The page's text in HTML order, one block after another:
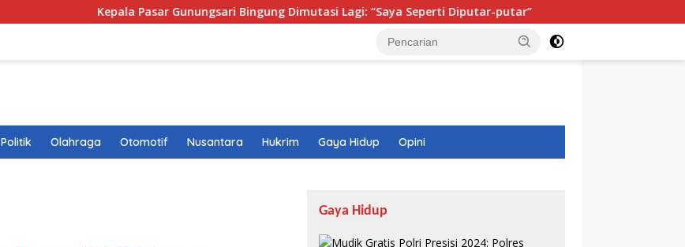
Kepala Pasar Gunungsari Bingung Dimutasi Lagi: “Saya Seperti Diputar-putar” Isi Buku Pelajaran Akan
Politik Olahraga Otomotif Nusantara Hukrim Gaya Hidup Opini
Gaya Hidup